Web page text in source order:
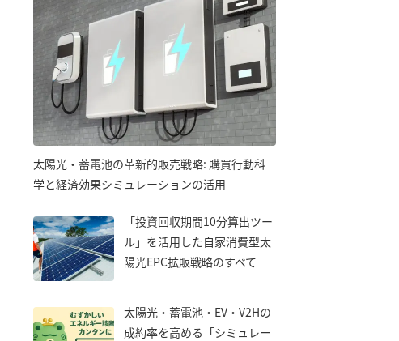
太陽光・蓄電池の革新的販売戦略: 購買行動科
学と経済効果シミュレーションの活用
「投資回収期間10分算出ツー
ル」を活用した自家消費型太
陽光EPC拡販戦略のすべて
太陽光・蓄電池・EV・V2Hの
成約率を高める「シミュレー